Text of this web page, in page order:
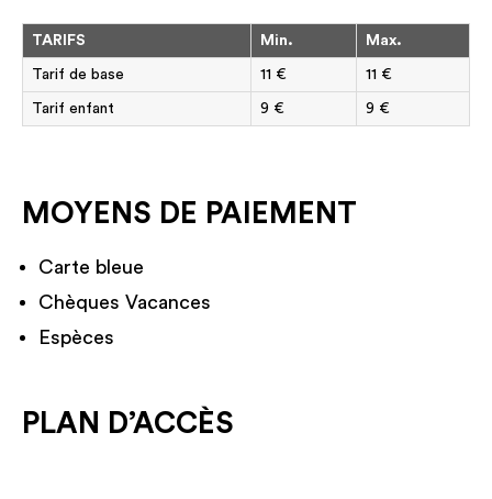
TARIFS Min. Max.
Tarif de base 11 € 11 €
Tarif enfant 9 € 9 €
MOYENS DE PAIEMENT
Carte bleue
Chèques Vacances
Espèces
PLAN D’ACCÈS